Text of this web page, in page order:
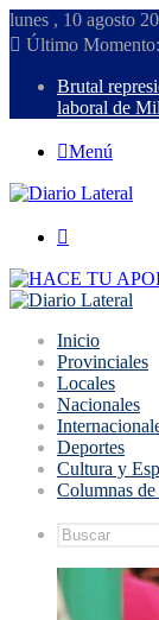
lunes , 10 agosto
Último Momento:
Brutal
laboral de
Menú
Inicio
Provinciales
Locales
Nacionales
Deportes
Cultura y
Columnas